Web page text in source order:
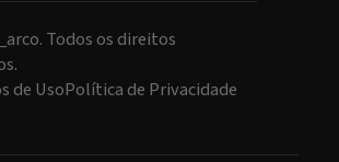
Todos os direitos
de UsoPolítica de Privacidade